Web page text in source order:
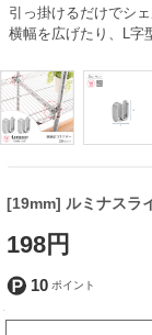
引っ掛けるだけでシ
横幅を広げたり、L字
[19mm] ルミナスラ
198円
10